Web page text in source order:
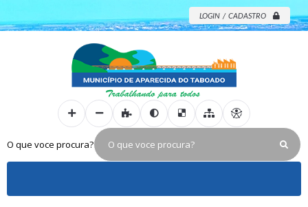
LOGIN / CADASTRO
O que voce procura?